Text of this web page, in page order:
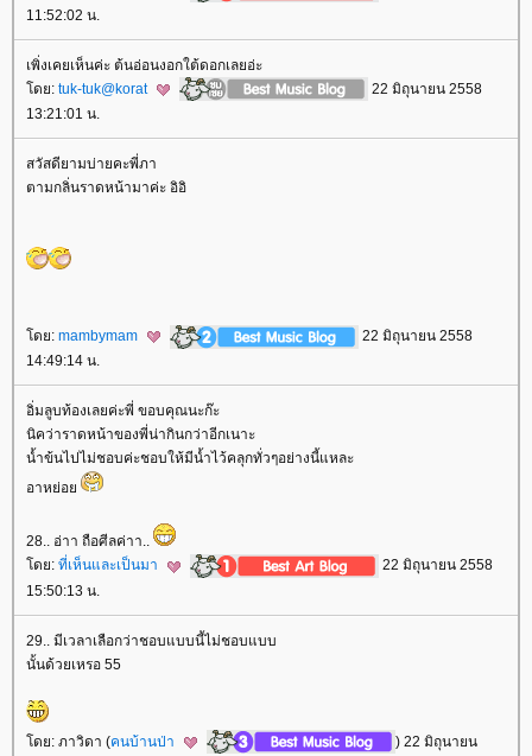
11:52:02 น.
เพิ่งเคยเห็นค่ะ ต้นอ่อนงอกใต้ดอกเลยอ่ะ
ดย: tuk-tuk@korat
22 มิถุนายน 2558
13:21:01 น.
สวัสดียามบ่ายคะพี่ภา
ตามกลิ่นราดหน้ามาค่ะ อิอิ
ดย: mambymam
22 มิถุนายน 2558
14:49:14 น.
อิ่มลูบท้องเลยค่ะพี่ ขอบคุณนะก๊ะ
นิคว่าราดหน้าของพี่น่ากินกว่าอีกเนาะ
น้ำข้นไปไม่ชอบค่ะชอบให้มีน้ำไว้คลุกทั่วๆอย่างนี้แหละ
อาหย่อ
28.. อ่าา ถือศีลค่าา..
ดย: ที่เห็นและเป็นมา
22 มิถุนายน 2558
15:50:13 น.
29.. มีเวลาเลือกว่าชอบแบบนี้ไม่ชอบแบบ
นั้นด้วยเหรอ 55
ดย: ภาวิดา (คนบ้านป่า
) 22 มิถุนายน